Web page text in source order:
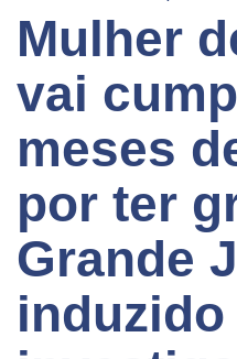
Mulher
vai
meses
por ter
Grande